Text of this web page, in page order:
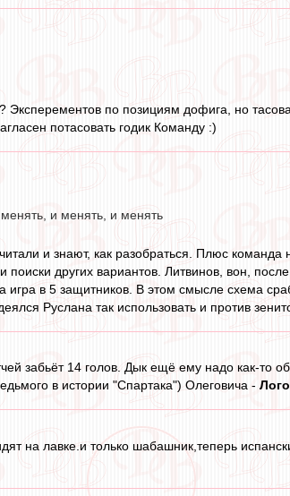
по позициям дофига, но
потасовать годик Команду :)
и менять, и менять
и знают, как разобраться. Плюс
других вариантов. Литвинов, вон,
игра в 5 защитников. В этом смысле схема
Руслана так использовать и против
забьёт 14 голов. Дык ещё ему надо как-то
в истории "Спартака") Олеговича -
на лавке.и только шабашник,теперь